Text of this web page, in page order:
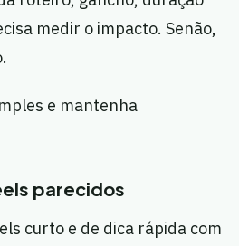
medir o impacto. Senão,
e mantenha
parecidos
curto e de dica rápida com